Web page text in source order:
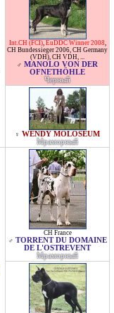
Int.CH (FCI), EuDDC Winner 2008,
CH Bundessieger 2006, CH Germany
(VDH), CH VDH, ...
♂ MANOLO VON DER
OFNETHÖHLE
Черный
♀ WENDY MOLOSEUM
Мраморный
CH France
♂ TORRENT DU DOMAINE
DE L'OSTREVENT
Мраморный